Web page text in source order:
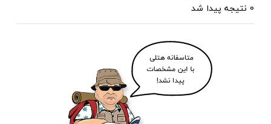
0 نتیجه پیدا شد